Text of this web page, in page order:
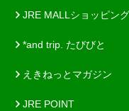
JRE MALLショッピング
*and trip. たびびと
えきねっとマガジン
JRE POINT